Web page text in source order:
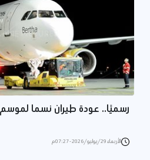
رسميًا.. عودة طيران نسما
الأربعاء 29/يوليو/2026 - 07:27 م